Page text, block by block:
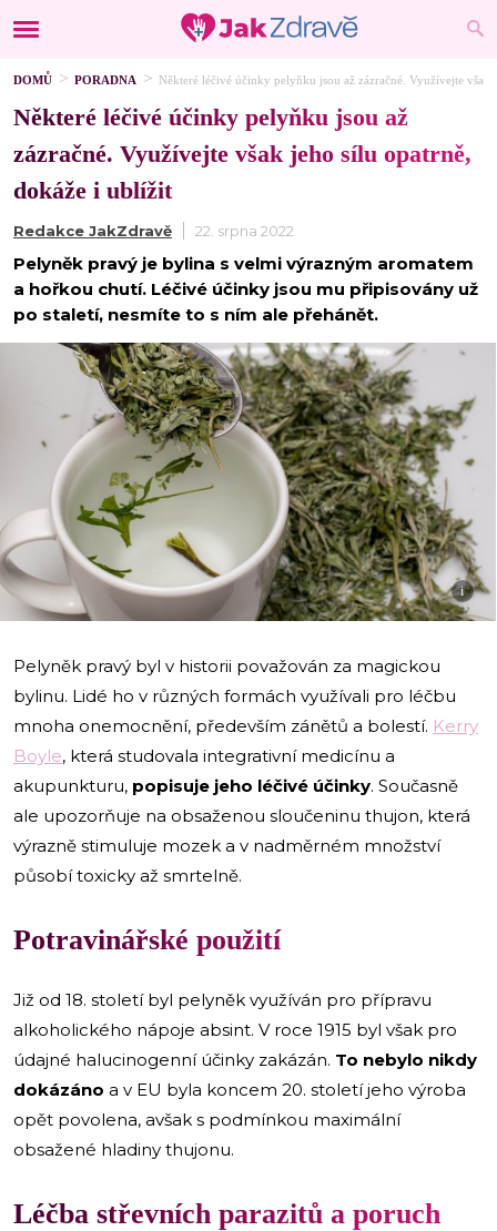
DOMŮ PORADNA Některé léčivé účinky pelyňku jsou až zázračné. Využívejte
Některé léčivé účinky pelyňku jsou až
zázračné. Využívejte však jeho sílu opatrně,
dokáže i ublížit
Redakce JakZdravě 22. srpna 2022
Pelyněk pravý je bylina s velmi výrazným aromatem
a hořkou chutí. Léčivé účinky jsou mu připisovány už
po staletí, nesmíte to s ním ale přehánět.
i
Pelyněk pravý byl v historii považován za magickou
bylinu. Lidé ho v různých formách využívali pro léčbu
mnoha onemocnění, především zánětů a bolestí. Kerry
Boyle, která studovala integrativní medicínu a
akupunkturu, popisuje jeho léčivé účinky. Současně
ale upozorňuje na obsaženou sloučeninu thujon, která
výrazně stimuluje mozek a v nadměrném množství
působí toxicky až smrtelně.
Potravinářské použití
Již od 18. století byl pelyněk využíván pro přípravu
alkoholického nápoje absint. V roce 1915 byl však pro
údajné halucinogenní účinky zakázán. To nebylo nikdy
dokázáno a v EU byla koncem 20. století jeho výroba
opět povolena, avšak s podmínkou maximální
obsažené hladiny thujonu.
Léčba střevních parazitů a poruch